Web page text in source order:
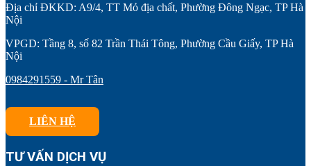
Địa chỉ ĐKKD: A9/4, TT Mỏ địa chất, Phường Đông Ngạc, TP Hà
Nội
VPGD: Tầng 8, số 82 Trần Thái Tông, Phường Cầu Giấy, TP Hà
Nội
0984291559 - Mr Tân
LIÊN HỆ
TƯ VẤN DỊCH VỤ